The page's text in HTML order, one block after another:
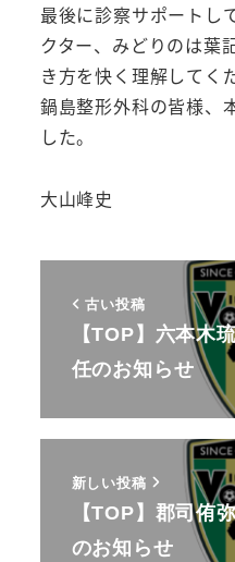
最後に診察サポートし
クター、みどりのは葉
き方を快く理解してく
鍋島整形外科の皆様、
した。
大山峰史
古い投稿
【TOP】六本木
任のお知らせ
新しい投稿
【TOP】郡司侑
のお知らせ